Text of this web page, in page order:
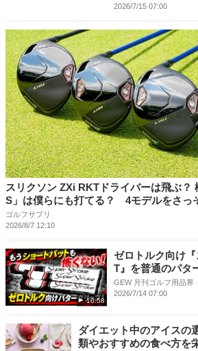
2026/7/15 07:00
スリクソン ZXi RKTドライバーは飛ぶ？
S」は僕らにも打てる？ 4モデルをさっ
ゴルフサプリ
2026/8/7 12:10
10:58
ゼロトルク向け
T』を普通のパタ
GEW 月刊ゴルフ用品界
2026/7/14 07:00
ダイエット中のアイスの
類やおすすめの食べ方を